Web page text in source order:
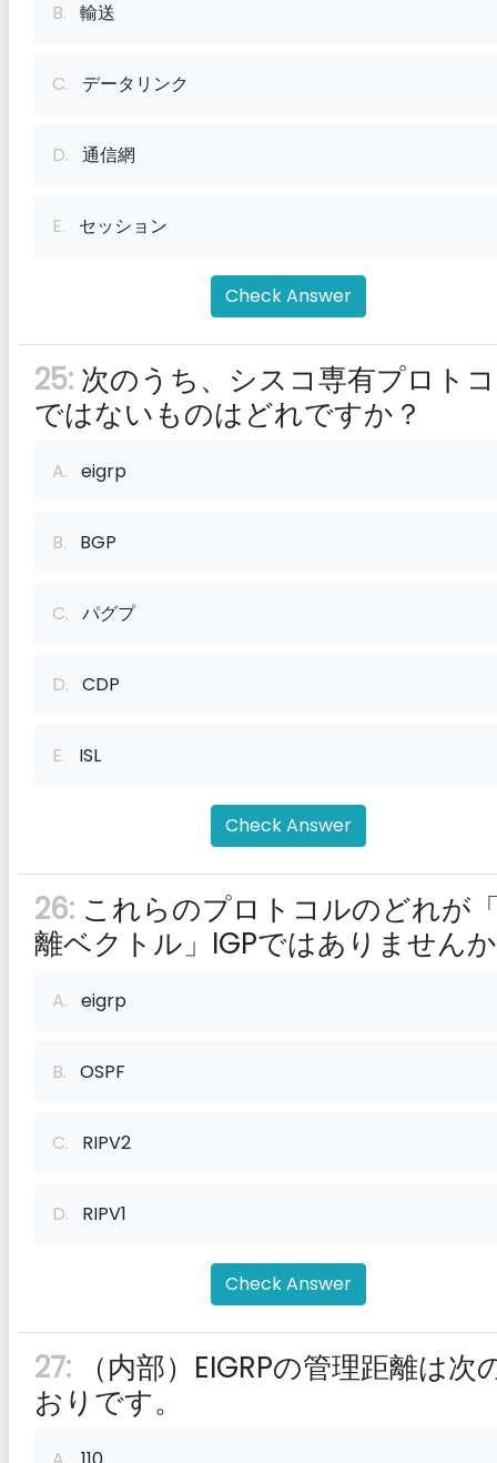
B. 輸送
C. データリンク
D. 通信網
E. セッション
Check Answer
25: 次のうち、シスコ専有プロト
ではないものはどれですか？
A. eigrp
B. BGP
C. パグプ
D. CDP
E. ISL
Check Answer
26: これらのプロトコルのどれが
離ベクトル」IGPではありません
A. eigrp
B. OSPF
C. RIPV2
D. RIPV1
Check Answer
27: （内部）EIGRPの管理距離は次
おりです。